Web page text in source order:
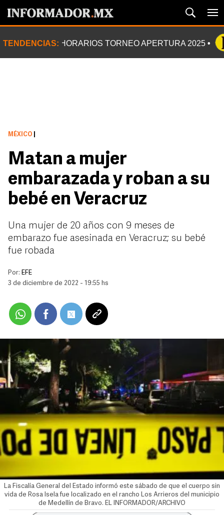
TENDENCIAS: HORARIOS TORNEO APERTURA 2025
MÉXICO
Matan a mujer
embarazada y roban a su
bebé en Veracruz
Una mujer de 20 años con 9 meses de
embarazo fue asesinada en Veracruz; su bebé
fue robada
Por: EFE
3 de diciembre de 2022 - 19:55 hs
La Fiscalía General del Estado informó este sábado de que el cuerpo sin
vida de Rosa Isela fue localizado en el rancho Los Arrieros del municipio
de Medellín de Bravo. EL INFORMADOR/ARCHIVO